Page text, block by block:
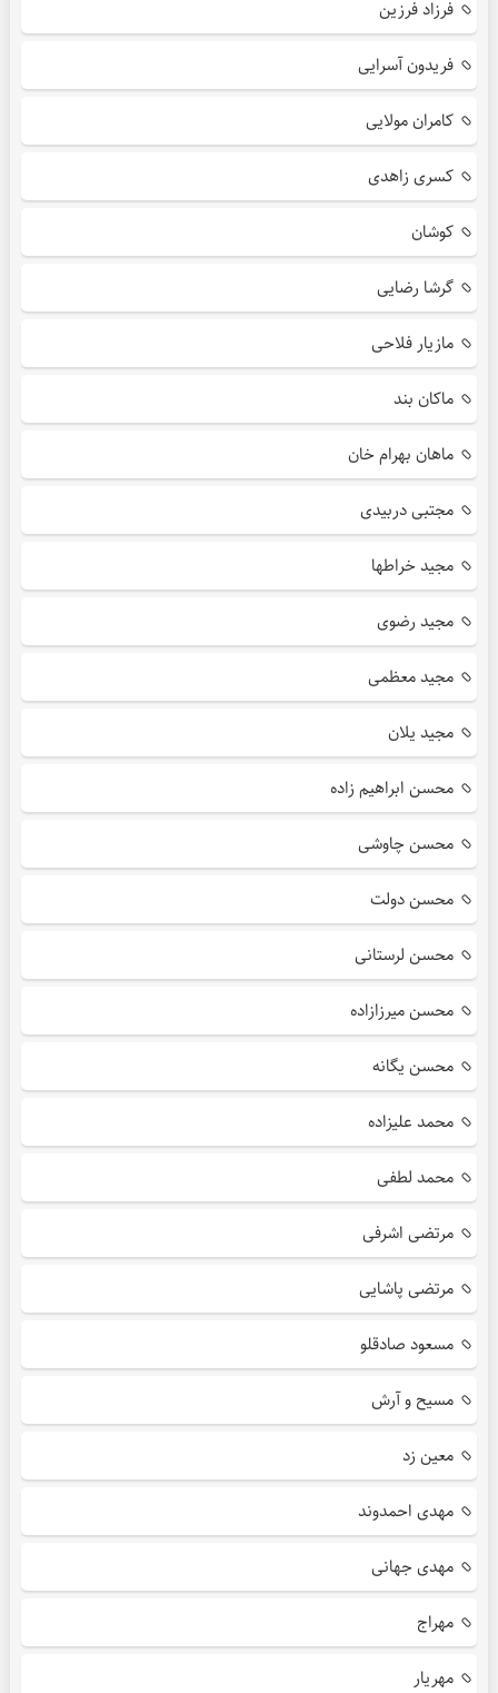
فرزاد فرزین
فریدون آسرایی
کامران مولایی
کسری زاهدی
کوشان
گرشا رضایی
مازیار فلاحی
ماکان بند
ماهان بهرام خان
مجتبی دربیدی
مجید خراطها
مجید رضوی
مجید معظمی
مجید یلان
محسن ابراهیم زاده
محسن چاوشی
محسن دولت
محسن لرستانی
محسن میرزازاده
محسن یگانه
محمد علیزاده
محمد لطفی
مرتضی اشرفی
مرتضی پاشایی
مسعود صادقلو
مسیح و آرش
معین زد
مهدی احمدوند
مهدی جهانی
مهراج
مهریار